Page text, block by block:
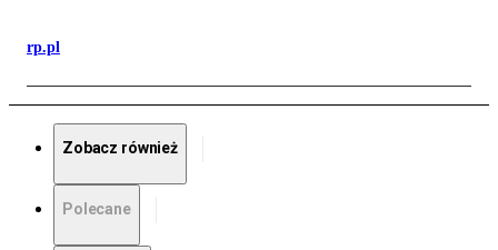
rp.pl
Zobacz również
Polecane